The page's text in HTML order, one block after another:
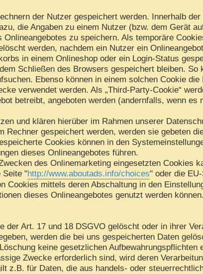
der Nutzer gespeichert werden. Innerhalb
die Angaben zu einem Nutzer (bzw. dem Gerät
zu speichern. Als temporäre
werden, nachdem ein Nutzer ein
in einem Onlineshop oder ein Login-Status
Schließen des Browsers gespeichert bleiben.
Ebenso können in einem solchen Cookie
verwendet werden. Als „Third-Party-Cookie“
betreibt, angeboten werden (andernfalls, wenn
und klären hierüber im Rahmen unserer
gespeichert werden, werden sie gebeten
Cookies können in den
dieses Onlineangebotes führen.
des Onlinemarketing eingesetzten Cookies
Seite "http://www.aboutads.info/choices" oder die
Cookies mittels deren Abschaltung in den
dieses Onlineangebotes genutzt werden können.
der Art. 17 und 18 DSGVO gelöscht oder in ihrer
werden die bei uns gespeicherten Daten
keine gesetzlichen Aufbewahrungspflichten
Zwecke erforderlich sind, wird deren
z.B. für Daten, die aus handels- oder